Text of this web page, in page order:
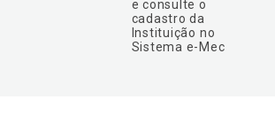
e consulte o
cadastro da
Instituição no
Sistema e-Mec